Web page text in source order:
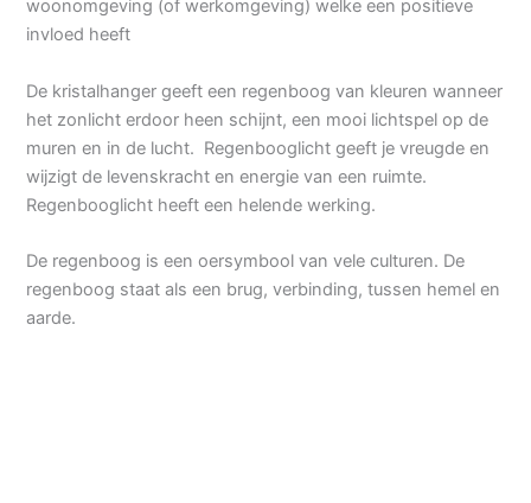
woonomgeving (of werkomgeving) welke een positieve
invloed heeft
De kristalhanger geeft een regenboog van kleuren wanneer
het zonlicht erdoor heen schijnt, een mooi lichtspel op de
muren en in de lucht. Regenbooglicht geeft je vreugde en
wijzigt de levenskracht en energie van een ruimte.
Regenbooglicht heeft een helende werking.
De regenboog is een oersymbool van vele culturen. De
regenboog staat als een brug, verbinding, tussen hemel en
aarde.